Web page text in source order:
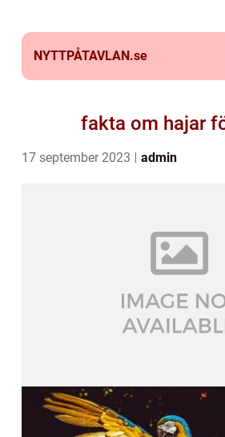
NYTTPÅTAVLAN.se
fakta om hajar
17 september 2023 admin